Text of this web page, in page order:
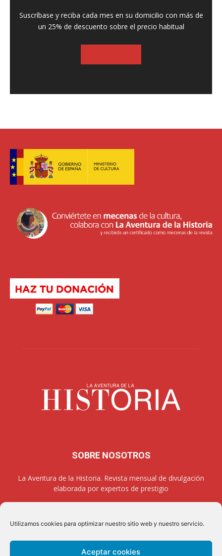
Utilizamos cookies para optimizar nuestro sitio web y nuestro servicio.
Aceptar cookies
Suscríbase y reciba cada mes en su domicilio con más de
un 25% de descuento sobre el precio habitual
SOBRE NOSOTROS
La Aventura de la Historia. Revista mensual de divulgación
elaborada por expertos de prestigio
SÍGUENOS